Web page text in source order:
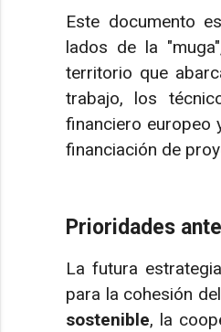
Este documento
lados de la
territorio que
trabajo, los
financiero europeo
financiación de
Prioridades
La futura
para la cohesión
sostenible, la